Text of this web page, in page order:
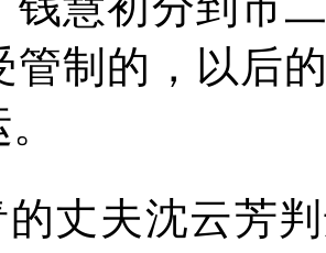
管制的，以后
丈夫沈云芳